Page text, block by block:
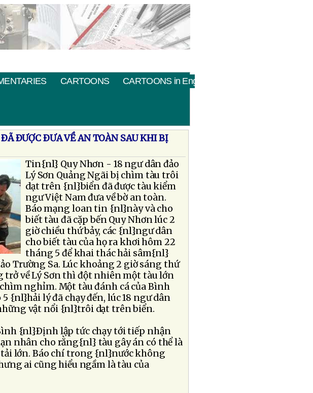
CARTOONS CARTOONS in English
ÐƯỢC ÐƯA VỀ AN TOÀN SAU KHI BỊ
Tin{nl} Quy Nhơn - 18 ngư dân đảo
Lý Sơn Quảng Ngãi bị chìm tàu trôi
dạt trên {nl}biển đã được tàu kiểm
ngư Việt Nam đưa về bờ an toàn.
Báo mạng loan tin {nl}này và cho
biết tàu đã cặp bến Quy Nhơn lúc 2
giờ chiều thứ bảy, các {nl}ngư dân
cho biết tàu của họ ra khơi hôm 22
tháng 5 để khai thác hải sâm{nl}
Trường Sa. Lúc khoảng 2 giờ sáng thứ
về Lý Sơn thì đột nhiên một tàu lớn
nghỉm. Một tàu đánh cá của Bình
{nl}hải lý đã chạy đến, lúc 18 ngư dân
vật nổi {nl}trôi dạt trên biển.
{nl}Ðịnh lập tức chạy tới tiếp nhận
nhân cho rằng{nl} tàu gây án có thể là
lớn. Báo chí trong {nl}nước không
ai cũng hiểu ngầm là tàu của